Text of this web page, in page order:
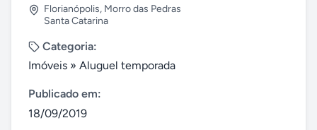
Florianópolis, Morro das Pedras
Santa Catarina
Categoria:
Imóveis » Aluguel temporada
Publicado em:
18/09/2019